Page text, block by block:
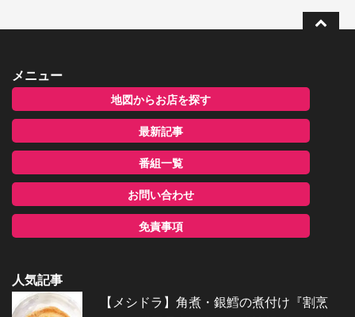
メニュー
地図からお店を探す
最新記事
番組一覧
お問い合わせ
免責事項
人気記事
【メシドラ】角煮・銀鱈の煮付け『割烹